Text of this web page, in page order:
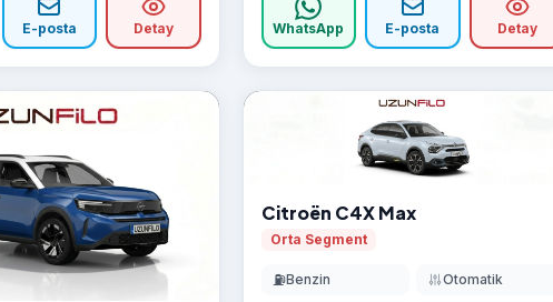
E-posta Detay WhatsApp E-posta Detay
Citroën C4X Max
Orta Segment
⛽Benzin Otomatik